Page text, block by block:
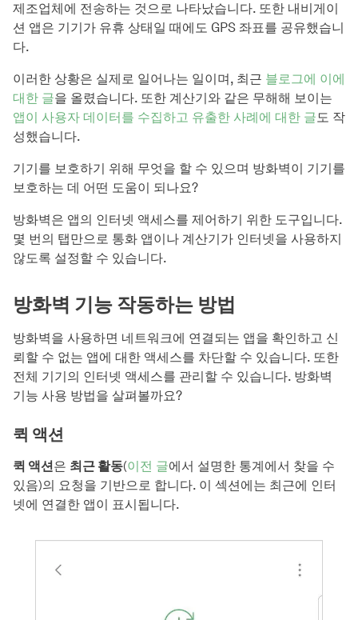
제조업체에 전송하는 것으로 나타났습니다. 또한 내비게이
션 앱은 기기가 유휴 상태일 때에도 GPS 좌표를 공유했습니
다.
이러한 상황은 실제로 일어나는 일이며, 최근 블로그에 이에
대한 글을 올렸습니다. 또한 계산기와 같은 무해해 보이는
앱이 사용자 데이터를 수집하고 유출한 사례에 대한 글도 작
성했습니다.
기기를 보호하기 위해 무엇을 할 수 있으며 방화벽이 기기를
보호하는 데 어떤 도움이 되나요?
방화벽은 앱의 인터넷 액세스를 제어하기 위한 도구입니다.
몇 번의 탭만으로 통화 앱이나 계산기가 인터넷을 사용하지
않도록 설정할 수 있습니다.
방화벽 기능 작동하는 방법
방화벽을 사용하면 네트워크에 연결되는 앱을 확인하고 신
뢰할 수 없는 앱에 대한 액세스를 차단할 수 있습니다. 또한
전체 기기의 인터넷 액세스를 관리할 수 있습니다. 방화벽
기능 사용 방법을 살펴볼까요?
퀵 액션
퀵 액션은 최근 활동(이전 글에서 설명한 통계에서 찾을 수
있음)의 요청을 기반으로 합니다. 이 섹션에는 최근에 인터
넷에 연결한 앱이 표시됩니다.